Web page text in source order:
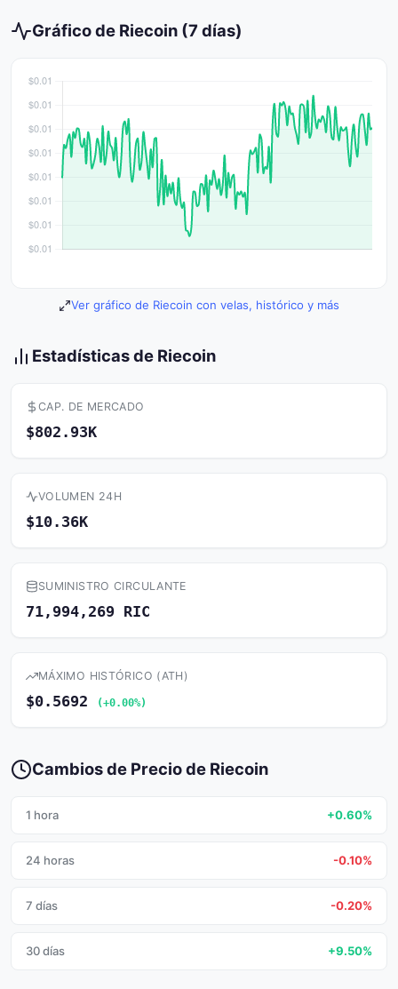
Gráfico de Riecoin (7 días)
Ver gráfico de Riecoin con velas, histórico y más
Estadísticas de Riecoin
CAP. DE MERCADO
$802.93K
VOLUMEN 24H
$10.36K
SUMINISTRO CIRCULANTE
71,994,269 RIC
MÁXIMO HISTÓRICO (ATH)
$0.5692 (+0.00%)
Cambios de Precio de Riecoin
1 hora +0.60%
24 horas -0.10%
7 días -0.20%
30 días +9.50%